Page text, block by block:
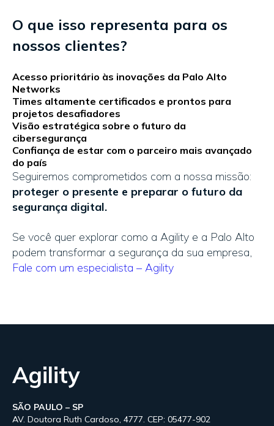
O que isso representa para os
nossos clientes?
Acesso prioritário às inovações da Palo Alto
Networks
Times altamente certificados e prontos para
projetos desafiadores
Visão estratégica sobre o futuro da
cibersegurança
Confiança de estar com o parceiro mais avançado
do país
Seguiremos comprometidos com a nossa missão:
proteger o presente e preparar o futuro da
segurança digital.
Se você quer explorar como a Agility e a Palo Alto
podem transformar a segurança da sua empresa,
Fale com um especialista – Agility
Agility
SÃO PAULO – SP
AV. Doutora Ruth Cardoso, 4777. CEP: 05477-902